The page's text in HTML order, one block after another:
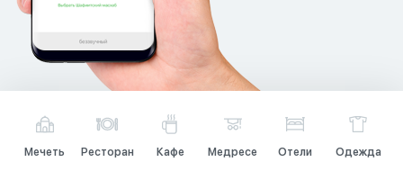
Мечеть Ресторан Кафе Медресе Отели Одежда